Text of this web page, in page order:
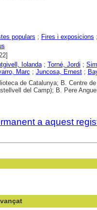
populars ; Fires i exposicions
Iolanda; Torné, Jordi ;
Marc ; Juncosa, Ernest;
de Catalunya; B. Centre
del Camp); B. Pere
a aquest